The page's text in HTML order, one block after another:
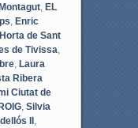
, EL
Enric
Horta de Sant
de Tivissa
, Laura
Ribera
Ciutat de
, Silvia
II,